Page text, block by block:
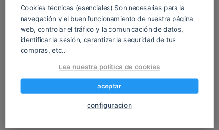
Descarga tu juego H gratis para Android y
molestos. Encuentra tus APK favoritos
Cookies técnicas (esenciales) Son necesarias para la
navegación y el buen funcionamiento de nuestra página
web, controlar el tráfico y la comunicación de datos,
identificar la sesión, garantizar la seguridad de tus
compras, etc…
Lea nuestra política de cookies
aceptar
configuracion